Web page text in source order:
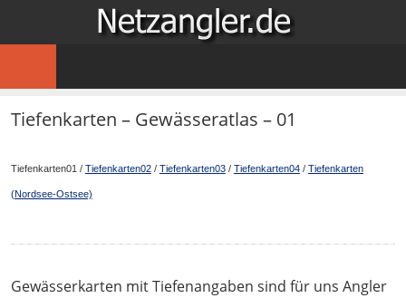
imTiefenkarten – Gewässeratlas – 01
Tiefenkarten01 / Tiefenkarten02/ Tiefenkarten03/ Tiefenkarten04/ Tiefenkarten
(Nordsee-Ostsee)
Gewässerkarten mit Tiefenangaben sind für uns Angler